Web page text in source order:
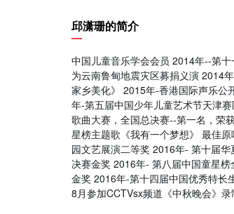
邱潇珊的简介
中国儿童音乐学会会员 2014年--第
为云南鲁甸地震灾区募捐义演 2014
家乡美化》 2015年-香港国际声乐公
年-第五届中国少年儿童艺术节天津
歌曲大赛，全国总决赛--第一名，荣
星榜主题歌《我有一个梦想》 最佳
园文艺展演二等奖 2016年- 第十届
决赛金奖 2016年- 第八届中国童星
金奖 2016年-第十四届中国优秀特长
8月参加CCTVsx频道《中秋晚会》录